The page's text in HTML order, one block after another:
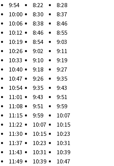
9:54
10:00
10:06
10:12
10:19
10:26
10:33
10:40
10:47
10:54
11:01
11:08
11:15
11:22
11:30
11:37
11:43
11:49
8:22
8:30
8:38
8:46
8:54
9:02
9:10
9:18
9:26
9:35
9:43
9:51
9:59
10:07
10:15
10:23
10:31
10:39
8:28
8:37
8:46
8:55
9:03
9:11
9:19
9:27
9:35
9:43
9:51
9:59
10:07
10:15
10:23
10:31
10:39
10:47